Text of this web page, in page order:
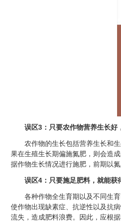
误区3：只要农作物营养生长好
农作物的生长包括营养生长和
果在生殖生长期偏施氮肥，则会造
据作物生长情况进行施肥，前期以
误区4：只要施足肥料，就能获
各种作物全生育期以及不同生
使作物出现缺素症、抗逆性以及抗
流失，造成肥料浪费。因此，应根